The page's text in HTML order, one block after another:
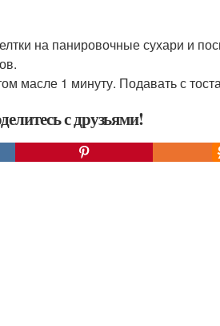
на панировочные сухари и
масле 1 минуту. Подавать с
с друзьями!